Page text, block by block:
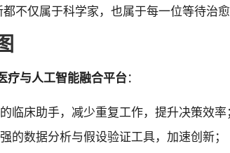
不仅属于科学家，也属于每一位等待治愈
疗与人工智能融合平台：
临床助手，减少重复工作，提升决策效率；
的数据分析与假设验证工具，加速创新；